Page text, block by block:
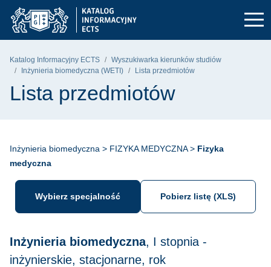
Przejdź do głównego menu
Przejdź do nawigacji
Przejdź do treści
Politechnika Gdańska - strona główna
Katalog Informacyjny ECTS
Wyszukiwarka kierunków studiów
Inżynieria biomedyczna (WETI)
Lista przedmiotów
Lista przedmiotów
Inżynieria biomedyczna > FIZYKA MEDYCZNA > Fizyka
medyczna
Wybierz specjalność Pobierz listę (XLS)
Inżynieria biomedyczna, I stopnia -
inżynierskie, stacjonarne, rok